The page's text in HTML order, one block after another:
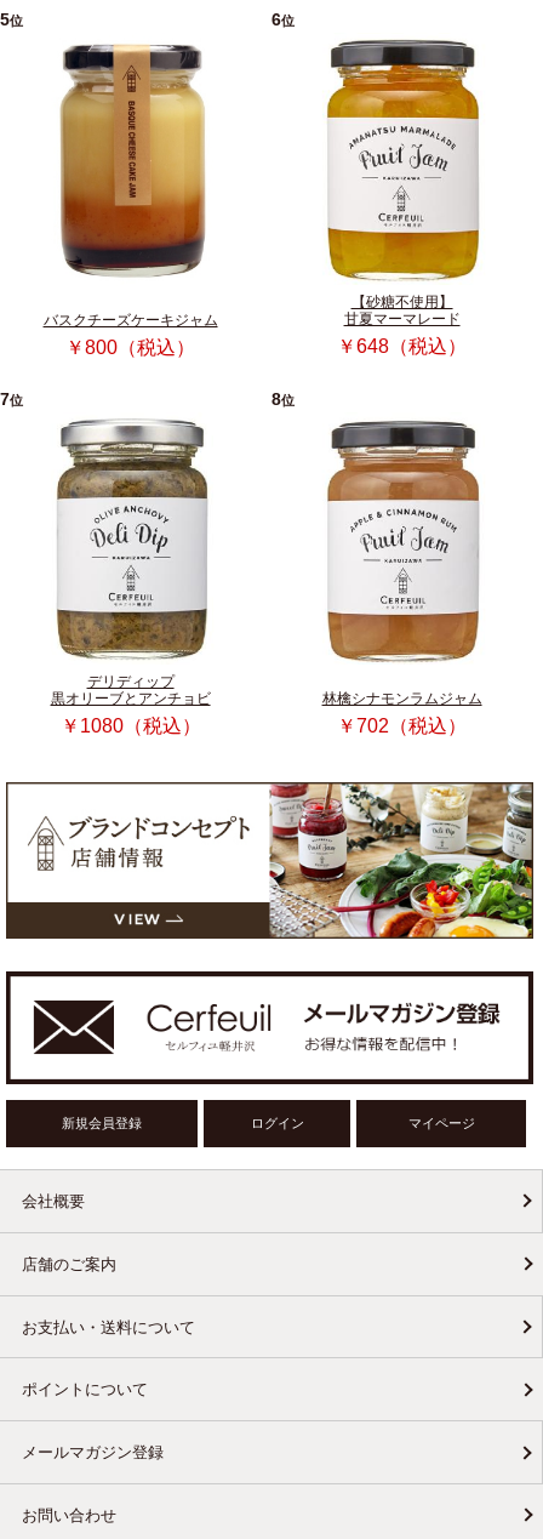
5位
バスクチーズケーキジャム
￥800（税込）
6位
【砂糖不使用】
甘夏マーマレード
￥648（税込）
7位
デリディップ
黒オリーブとアンチョビ
￥1080（税込）
8位
林檎シナモンラムジャム
￥702（税込）
新規会員登録 ログイン マイページ
会社概要
店舗のご案内
お支払い・送料について
ポイントについて
メールマガジン登録
お問い合わせ